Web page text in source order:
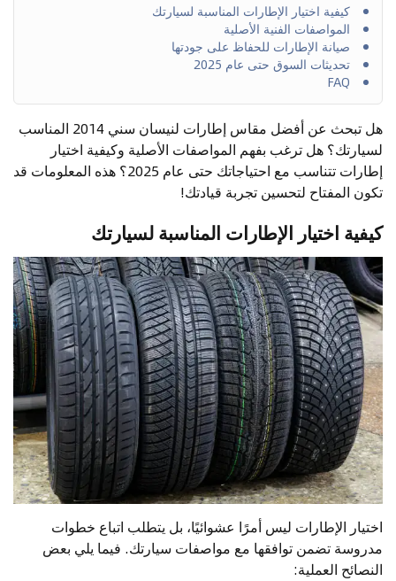
كيفية اختيار الإطارات المناسبة لسيارتك
المواصفات الفنية الأصلية
صيانة الإطارات للحفاظ على جودتها
تحديثات السوق حتى عام 2025
FAQ
هل تبحث عن أفضل مقاس إطارات لنيسان سني 2014 المناسب
لسيارتك؟ هل ترغب بفهم المواصفات الأصلية وكيفية اختيار
إطارات تتناسب مع احتياجاتك حتى عام 2025؟ هذه المعلومات قد
تكون المفتاح لتحسين تجربة قيادتك!
كيفية اختيار الإطارات المناسبة لسيارتك
اختيار الإطارات ليس أمرًا عشوائيًا، بل يتطلب اتباع خطوات
مدروسة تضمن توافقها مع مواصفات سيارتك. فيما يلي بعض
النصائح العملية: